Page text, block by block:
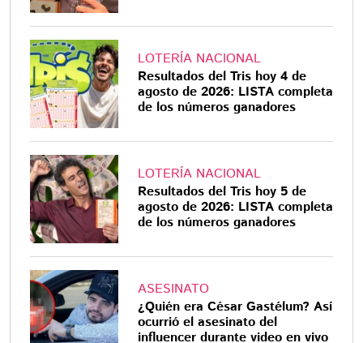
LOTERÍA NACIONAL
Resultados del Tris hoy 4 de
agosto de 2026: LISTA completa
de los números ganadores
LOTERÍA NACIONAL
Resultados del Tris hoy 5 de
agosto de 2026: LISTA completa
de los números ganadores
ASESINATO
¿Quién era César Gastélum? Así
ocurrió el asesinato del
influencer durante video en vivo